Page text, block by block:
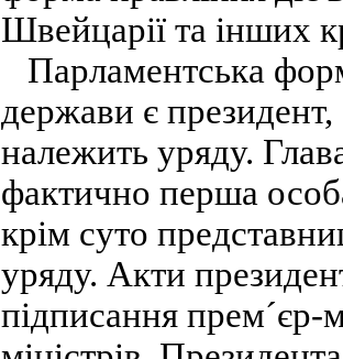
Швейцарії та інших
Парламентська
держави є
належить уряду.
фактично перша
крім суто
уряду. Акти
підписання прем´єр-